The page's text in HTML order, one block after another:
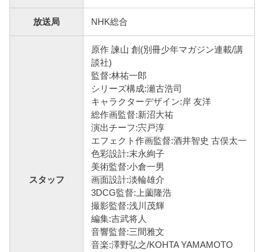
放送局 NHK総合
スタッフ
原作 諫山 創(別冊少年マガジン連載/講
談社)
監督:林祐一郎
シリーズ構成:瀬古浩司
キャラクターデザイン:岸 友洋
総作画監督:新沼大祐
演出チーフ:宍戸淳
エフェクト作画監督:酒井智史 古俣太一
色彩設計:末永絢子
美術監督:小倉一男
画面設計:淡輪雄介
3DCG監督:上薗隆浩
撮影監督:浅川茂輝
編集:吉武将人
音響監督:三間雅文
音楽:澤野弘之/KOHTA YAMAMOTO